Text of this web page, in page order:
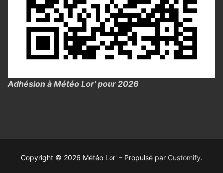
Adhésion à Météo Lor' pour 2026
Copyright © 2026 Météo Lor' – Propulsé par Customify.